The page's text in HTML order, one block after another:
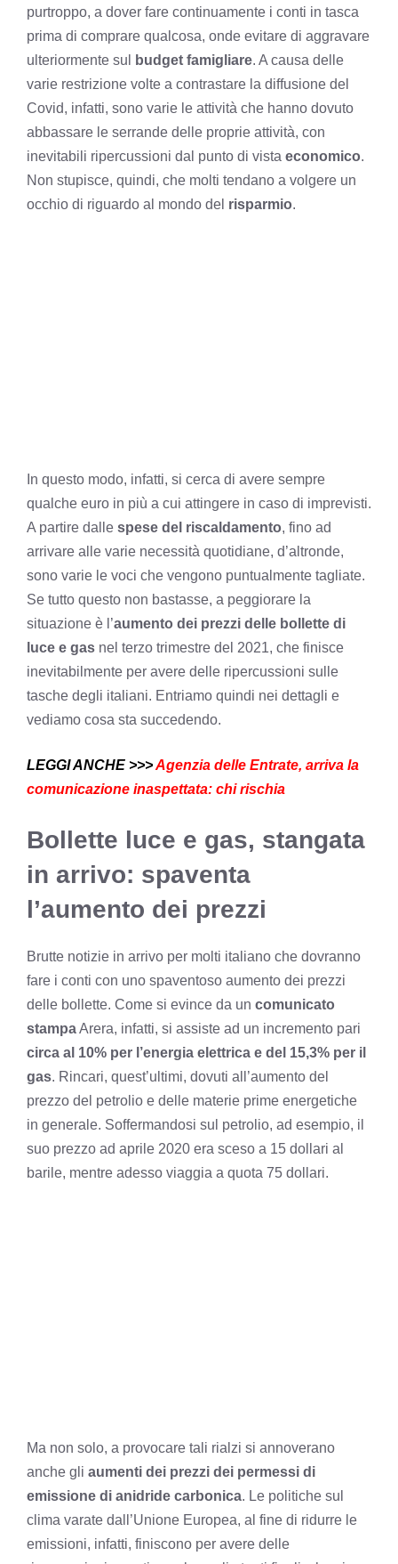
purtroppo, a dover fare continuamente i conti in tasca
prima di comprare qualcosa, onde evitare di aggravare
ulteriormente sul
budget famigliare. A causa delle
varie restrizione volte a contrastare la diffusione del
Covid, infatti, sono varie le attività che hanno dovuto
abbassare le serrande delle proprie attività, con
inevitabili ripercussioni dal punto di vista economico.
Non stupisce, quindi, che molti tendano a volgere un
occhio di riguardo al mondo del risparmio.
In questo modo, infatti, si cerca di avere sempre
qualche euro in più a cui attingere in caso di imprevisti.
A partire dalle spese del riscaldamento, fino ad
arrivare alle varie necessità quotidiane, d’altronde,
sono varie le voci che vengono puntualmente tagliate.
Se tutto questo non bastasse, a peggiorare la
situazione è l’aumento dei prezzi delle bollette di
luce e gas nel terzo trimestre del 2021, che finisce
inevitabilmente per avere delle ripercussioni sulle
tasche degli italiani. Entriamo quindi nei dettagli e
vediamo cosa sta succedendo.
LEGGI ANCHE >>>Agenzia delle Entrate, arriva la
comunicazione inaspettata: chi rischia
Bollette luce e gas, stangata
in arrivo: spaventa
l’aumento dei prezzi
Brutte notizie in arrivo per molti italiano che dovranno
fare i conti con uno spaventoso aumento dei prezzi
delle bollette. Come si evince da un comunicato
stampaArera, infatti, si assiste ad un incremento pari
circa al 10% per l’energia elettrica e del 15,3% per il
gas. Rincari, quest’ultimi, dovuti all’aumento del
prezzo del petrolio e delle materie prime energetiche
in generale. Soffermandosi sul petrolio, ad esempio, il
suo prezzo ad aprile 2020 era sceso a 15 dollari al
barile, mentre adesso viaggia a quota 75 dollari.
Ma non solo, a provocare tali rialzi si annoverano
anche gli aumenti dei prezzi dei permessi di
emissione di anidride carbonica. Le politiche sul
clima varate dall’Unione Europea, al fine di ridurre le
emissioni, infatti, finiscono per avere delle